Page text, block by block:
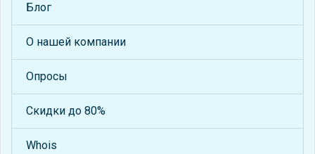
Блог
О нашей компании
Опросы
Скидки до 80%
Whois